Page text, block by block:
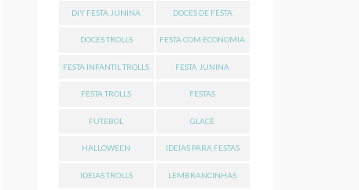
DIY FESTA JUNINA DOCES DE FESTA
DOCES TROLLS FESTA COM ECONOMIA
FESTA INFANTIL TROLLS FESTA JUNINA
FESTA TROLLS FESTAS
FUTEBOL GLACÊ
HALLOWEEN IDEIAS PARA FESTAS
IDEIAS TROLLS LEMBRANCINHAS